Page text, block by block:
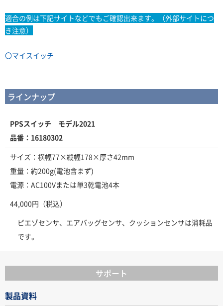
適合の例は下記サイトなどでもご確認出来ます。（外部サイトにつ
き注意）
〇マイスイッチ
ラインナップ
PPSスイッチ モデル2021
品番：16180302
サイズ：横幅77×縦幅178×厚さ42mm
重量：約200g(電池含まず)
電源：AC100Vまたは単3乾電池4本
44,000円（税込）
ピエゾセンサ、エアバッグセンサ、クッションセンサは消耗品
です。
サポート
製品資料